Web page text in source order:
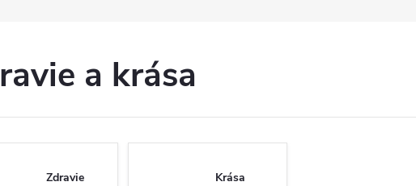
a krása
Zdravie Krása